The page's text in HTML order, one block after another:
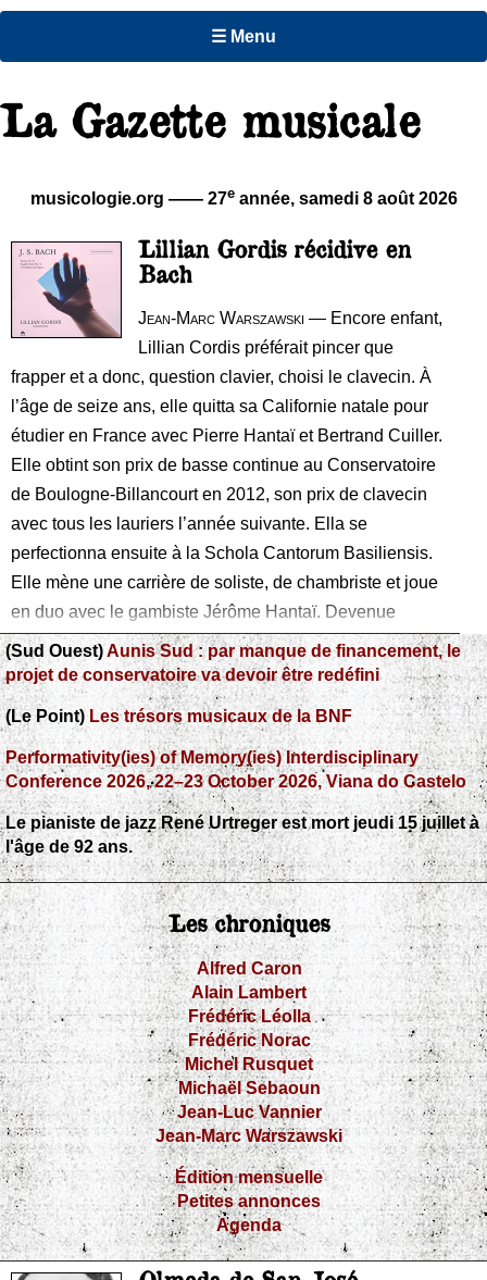
☰ Menu
La Gazette musicale
musicologie.org —— 27eannée, samedi 8 août 2026
Lillian Gordis récidive en
Bach
Jean-Marc Warszawski — Encore enfant,
Lillian Cordis préférait pincer que
frapper et a donc, question clavier, choisi le clavecin. À
l’âge de seize ans, elle quitta sa Californie natale pour
étudier en France avec Pierre Hantaï et Bertrand Cuiller.
Elle obtint son prix de basse continue au Conservatoire
de Boulogne-Billancourt en 2012, son prix de clavecin
avec tous les lauriers l’année suivante. Ella se
perfectionna ensuite à la Schola Cantorum Basiliensis.
Elle mène une carrière de soliste, de chambriste et joue
en duo avec le gambiste Jérôme Hantaï. Devenue
française et habitant à Paris, elle occupe toutefois la
chaire Eaton de musique baroque à l’Université du
Colorado, à Boulder, où elle est également Maître de
conférences chargée de
(Sud Ouest)Aunis Sud : par manque de financement, le
projet de conservatoire va devoir être redéfini
(Le Point) Les trésors musicaux de la BNF
Performativity(ies) of Memory(ies) Interdisciplinary
Conference 2026, 22–23 October 2026, Viana do Castelo
Le pianiste de jazz René Urtreger est mort jeudi 15 juillet à
l'âge de 92 ans.
Les chroniques
Alfred Caron
Alain Lambert
Frédéric Léolla
Frédéric Norac
Michel Rusquet
Michaël Sebaoun
Jean-Luc Vannier
Jean-Marc Warszawski
Édition mensuelle
Petites annonces
Agenda